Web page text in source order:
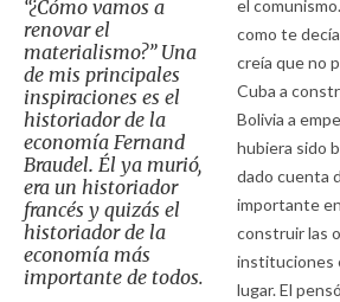
“¿Cómo vamos a
renovar el
materialismo?” Una
de mis principales
inspiraciones es el
historiador de la
economía Fernand
Braudel. Él ya murió,
era un historiador
francés y quizás el
historiador de la
economía más
importante de todos.
el
como te
creía que no
Cuba a
Bolivia a
hubiera sido
dado cuenta
importante
construir las
instituciones
lugar. El